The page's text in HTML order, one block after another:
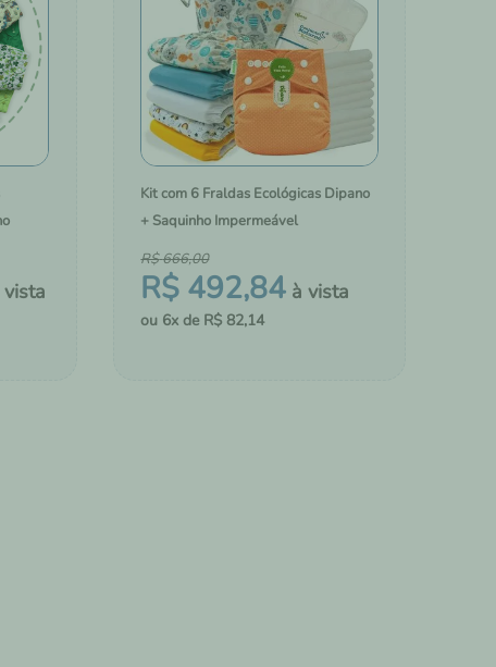
Kit com 6 Fraldas Ecológicas Dipano
+ Saquinho Impermeável
R$ 492,84
R$666,00
6 R$ 82,14